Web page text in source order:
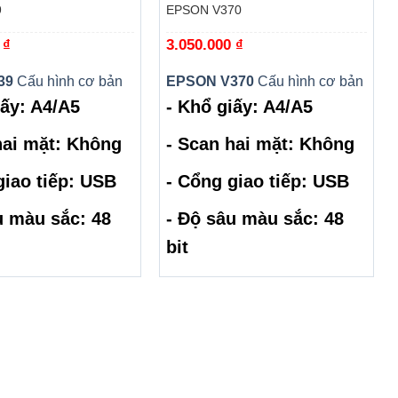
₫
Cấu hình cơ bản
A4/A5
mặt: Không
tiếp: USB
màu sắc: 48
EPSON V370
3.050.000 ₫
EPSON V370Cấu hình cơ bản
- Khổ giấy: A4/A5
- Scan hai mặt: Không
- Cổng giao tiếp: USB
- Độ sâu màu sắc: 48
bit